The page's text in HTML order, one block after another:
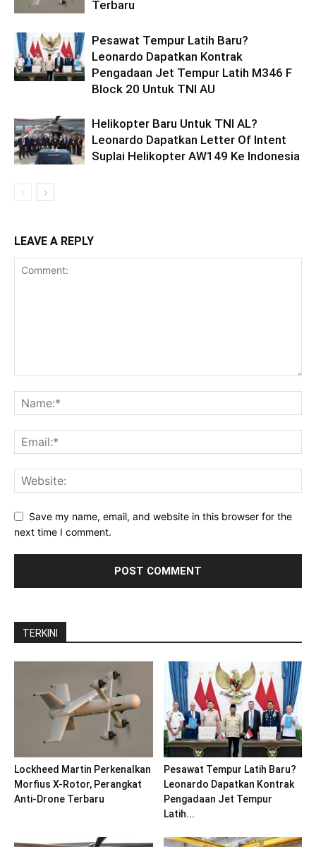
Terbaru
Pesawat Tempur Latih Baru?
Leonardo Dapatkan Kontrak
Pengadaan Jet Tempur Latih M346 F
Block 20 Untuk TNI AU
Helikopter Baru Untuk TNI AL?
Leonardo Dapatkan Letter Of Intent
Suplai Helikopter AW149 Ke Indonesia
LEAVE A REPLY
Save my name, email, and website in this browser for the
next time I comment.
TERKINI
Lockheed Martin Perkenalkan
Morfius X-Rotor, Perangkat
Anti-Drone Terbaru
Pesawat Tempur Latih Baru?
Leonardo Dapatkan Kontrak
Pengadaan Jet Tempur
Latih...